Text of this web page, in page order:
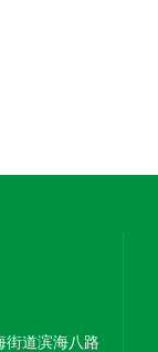
街道滨海八路